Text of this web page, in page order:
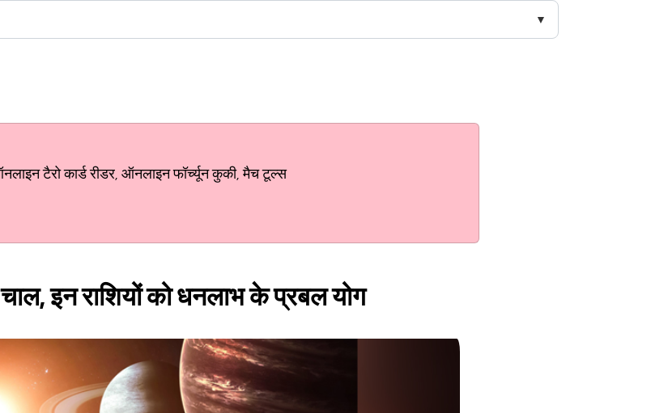
टैरो कार्ड रीडर, ऑनलाइन फॉर्च्यून कुकी, मैच टूल्स
इन राशियों को धनलाभ के प्रबल योग